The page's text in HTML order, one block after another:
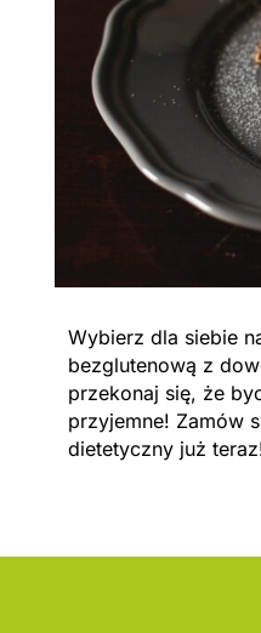
Wybierz dla siebie
bezglutenową z
przekonaj się, że
przyjemne! Zamów
dietetyczny już